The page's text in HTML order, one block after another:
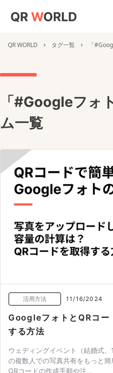
QR WORLD タグ一覧 「
「#Googleフォ
ム一覧
活用方法 11/16/2024
GoogleフォトとQRコー
する方法
ウェディングイベント（結婚式
の複数人での写真共有をもっと
QRコードの作成手順や注...